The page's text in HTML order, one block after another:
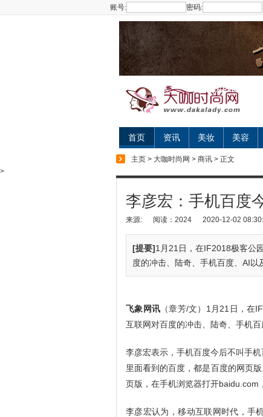
账号: 密码:
首页 资讯 美妆 美容
主页 > 大咖时尚网 > 商讯 > 正文
>
李彦宏：手机百度
来源: 阅读：2024 2020-12-02
[提要]1月21日，在IF2018极客公
度的冲击、陆奇、手机百度、AI以
飞象网讯 （章芳/文）1月21日，在
互联网对百度的冲击、陆奇、手机百
李彦宏表示，手机百度今后不叫手
里面看到的百度，都是百度的网页
页版，在手机浏览器打开baidu.com
李彦宏认为，移动互联网时代，手